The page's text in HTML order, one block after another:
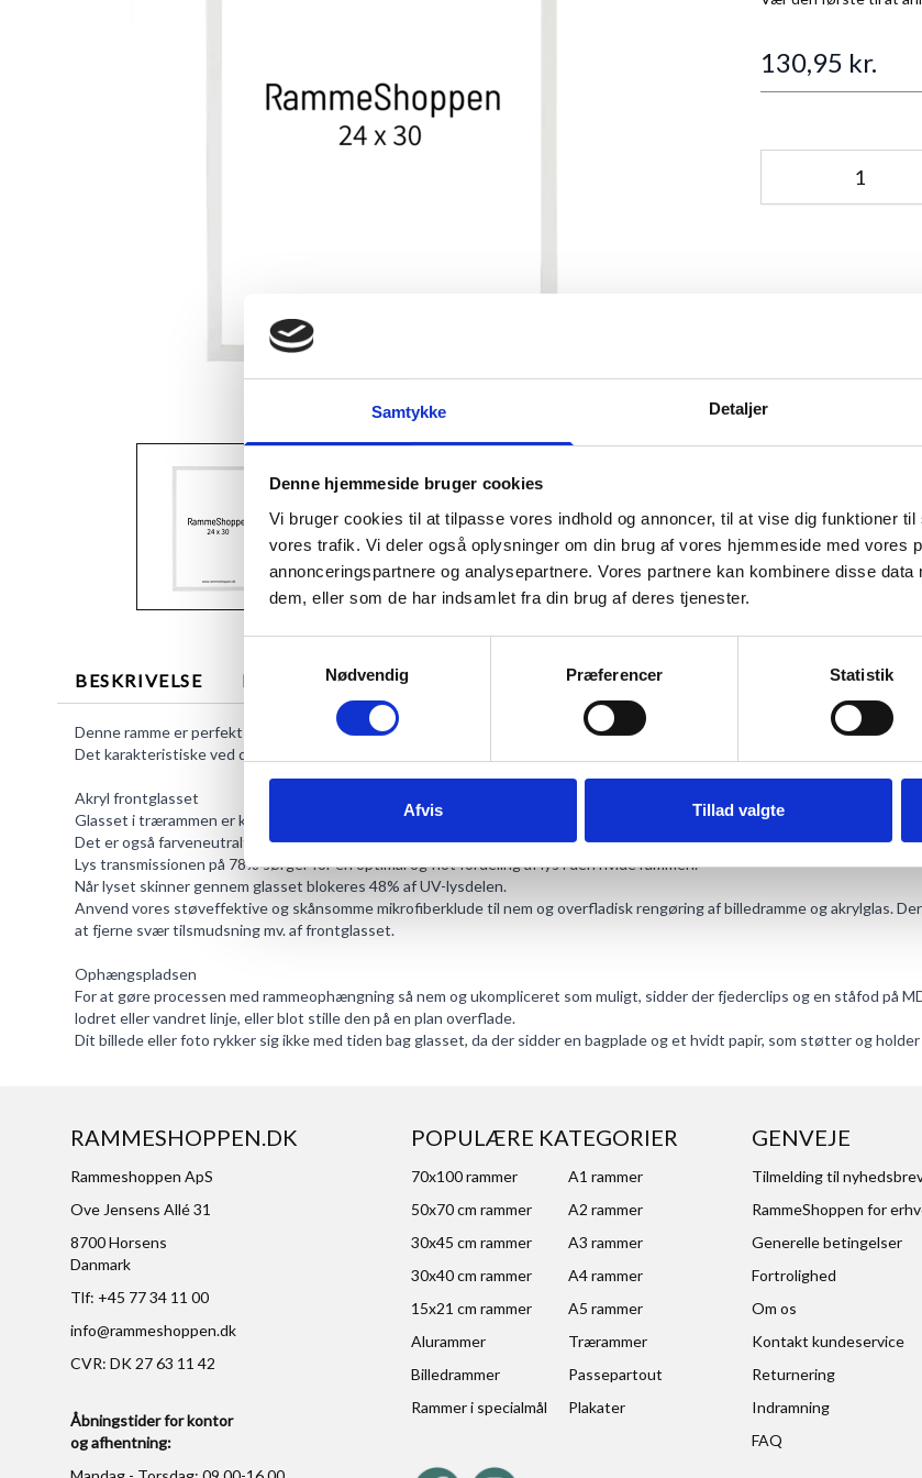
Samtykke Detaljer
Denne hjemmeside bruger cookies
Vi bruger cookies til at tilpasse vores indhold og annoncer, til at vise dig funktioner
vores trafik. Vi deler også oplysninger om din brug af vores hjemmeside med vores
annonceringspartnere og analysepartnere. Vores partnere kan kombinere disse
dem, eller som de har indsamlet fra din brug af deres tjenester.
Nødvendig
Præferencer Statistik
Afvis Tillad valgte
130,95 kr.
BESKRIVELSE MERE INFORMATION ANMELDELSER
Denne ramme er perfekt til dig, hvis du vil have lys ramme i naturligt materiale - hvid træramme.
Det karakteristiske ved denne ramme er den smalle træliste.
Akryl frontglasset
Glasset i trærammen er kun 1 mm tykt.
Det er også farveneutralt og har derfor ingen grøn-agtig farvegenspejling.
Lys transmissionen på 78% sørger for en optimal og flot fordeling af lys i den hvide rammen.
Når lyset skinner gennem glasset blokeres 48% af UV-lysdelen.
Anvend vores støveffektive og skånsomme mikrofiberklude til nem og overfladisk rengøring af billedramme og akrylglas.
at fjerne svær tilsmudsning mv. af frontglasset.
Ophængspladsen
For at gøre processen med rammeophængning så nem og ukompliceret som muligt, sidder der fjederclips og en ståfod på
lodret eller vandret linje, eller blot stille den på en plan overflade.
Dit billede eller foto rykker sig ikke med tiden bag glasset, da der sidder en bagplade og et hvidt papir, som støtter og
RAMMESHOPPEN.DK
Rammeshoppen ApS
Ove Jensens Allé 31
8700 Horsens
Danmark
Tlf: +45 77 34 11 00
info@rammeshoppen.dk
CVR: DK 27 63 11 42
Åbningstider for kontor
og afhentning:
POPULÆRE KATEGORIER
70x100 rammer
A1 rammer
50x70 cm rammer
A2 rammer
30x45 cm rammer
A3 rammer
30x40 cm rammer
A4 rammer
15x21 cm rammer
A5 rammer
Alurammer
Trærammer
Billedrammer
Passepartout
Rammer i specialmål
Plakater
GENVEJE
Tilmelding til
RammeShoppen for
Generelle betingelser
Fortrolighed
Om os
Kontakt kundeservice
Returnering
Indramning
FAQ